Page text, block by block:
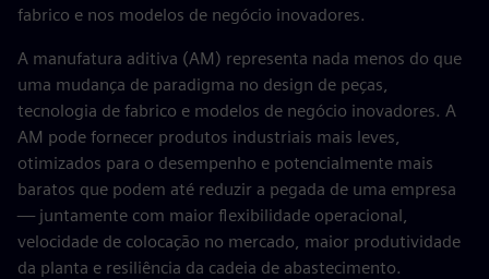
fabrico e nos modelos de negócio inovadores.
A manufatura aditiva (AM) representa nada menos do que
uma mudança de paradigma no design de peças,
tecnologia de fabrico e modelos de negócio inovadores. A
AM pode fornecer produtos industriais mais leves,
otimizados para o desempenho e potencialmente mais
baratos que podem até reduzir a pegada de uma empresa
— juntamente com maior flexibilidade operacional,
velocidade de colocação no mercado, maior produtividade
da planta e resiliência da cadeia de abastecimento.